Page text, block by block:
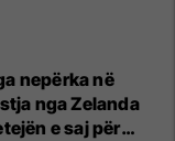
nepërka në
nga Zelanda
e saj për